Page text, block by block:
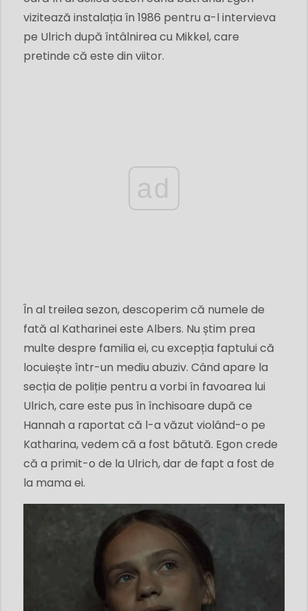
vizitează instalația în 1986 pentru a-l intervieva
pe Ulrich după întâlnirea cu Mikkel, care
pretinde că este din viitor.
ad
În al treilea sezon, descoperim că numele de
fată al Katharinei este Albers. Nu știm prea
multe despre familia ei, cu excepția faptului că
locuiește într-un mediu abuziv. Când apare la
secția de poliție pentru a vorbi în favoarea lui
Ulrich, care este pus în închisoare după ce
Hannah a raportat că l-a văzut violând-o pe
Katharina, vedem că a fost bătută. Egon crede
că a primit-o de la Ulrich, dar de fapt a fost de
la mama ei.